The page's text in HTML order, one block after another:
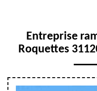
Entreprise
Roquettes